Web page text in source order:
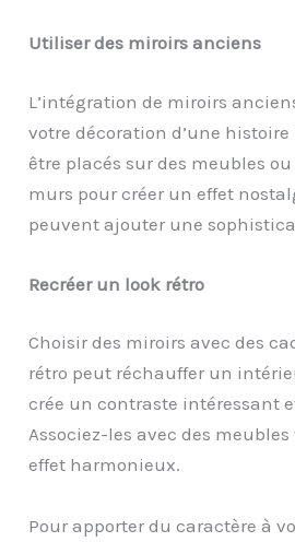
Utiliser des miroirs anciens
L’intégration de miroirs
votre décoration d’une
être placés sur des meubles
murs pour créer un effet
peuvent ajouter une
Recréer un look rétro
Choisir des miroirs avec des
rétro peut réchauffer un
crée un contraste intéressant
Associez-les avec des
effet harmonieux.
Pour apporter du caractère à